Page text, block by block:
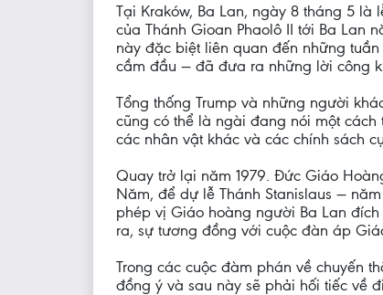
Tại Kraków, Ba Lan, ngày 8 tháng 5
của Thánh Gioan Phaolô II tới Ba Lan
này đặc biệt liên quan đến những
cầm đầu — đã đưa ra những lời công
Tổng thống Trump và những người
cũng có thể là ngài đang nói một
các nhân vật khác và các chính sách
Quay trở lại năm 1979. Đức Giáo
Năm, để dự lễ Thánh Stanislaus —
phép vị Giáo hoàng người Ba Lan
ra, sự tương đồng với cuộc đàn áp
Trong các cuộc đàm phán về chuyến
đồng ý và sau này sẽ phải hối tiếc về